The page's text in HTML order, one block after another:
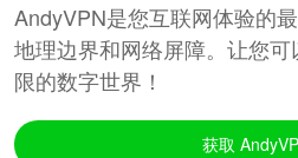
AndyVPN是您互联网体验的
地理边界和网络屏障。让您
限的数字世界！
获取